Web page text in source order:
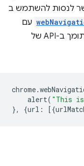
לנסות להשתמש ב
עם
מסננים, כי ה-API של הכרטיסיות לא תומך ב-API של
chrome.
alert( "This
},
{url : [{